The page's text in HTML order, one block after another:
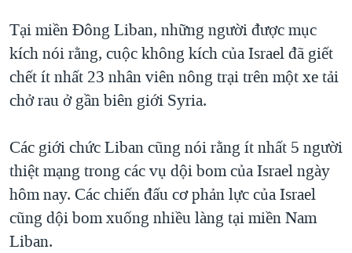
"Tìm"NGƯỜI VIỆT HẢI NGOẠI
ĐỜI SỐNG
SỨC KHOẺ
VĂN HOÁ
THỂ THAO
GIÁO DỤC
HÀNH TRÌNH BẦU CỬ 2024
MỘT NĂM CHIẾN TRANH TẠI DẢI GAZA
GIẢI MÃ VÀNH ĐAI & CON ĐƯỜNG
TRỊNH VĨNH BÌNH - NGƯỜI HẠ 'BÊN THẮNG CUỘC'
GROUND ZERO – XƯA VÀ NAY
CHI PHÍ CHIẾN TRANH AFGHANISTAN
CÁC GIÁ TRỊ CỘNG HÒA Ở VIỆT NAM
VIDEO
NGHE
MẠNG XÃ HỘI
Ngôn ngữ khác
Tại miền Đông Liban, những người được mục
kích nói rằng, cuộc không kích của Israel đã giết
chết ít nhất 23 nhân viên nông trại trên một xe tải
chở rau ở gần biên giới Syria.
Các giới chức Liban cũng nói rằng ít nhất 5 người
thiệt mạng trong các vụ dội bom của Israel ngày
hôm nay. Các chiến đấu cơ phản lực của Israel
cũng dội bom xuống nhiều làng tại miền Nam
Liban.